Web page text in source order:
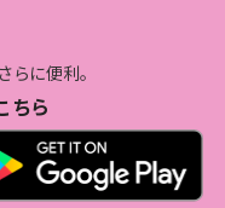
らに便利。
ちら